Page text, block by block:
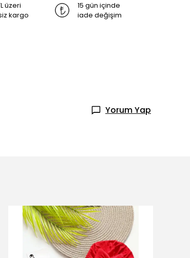
üzeri
kargo
15 gün içinde
iade değişim
Yorum Yap